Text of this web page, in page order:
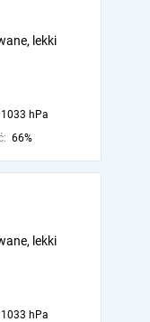
lekki
1033 hPa
66%
lekki
1033 hPa